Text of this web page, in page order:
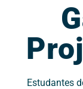
Estudantes